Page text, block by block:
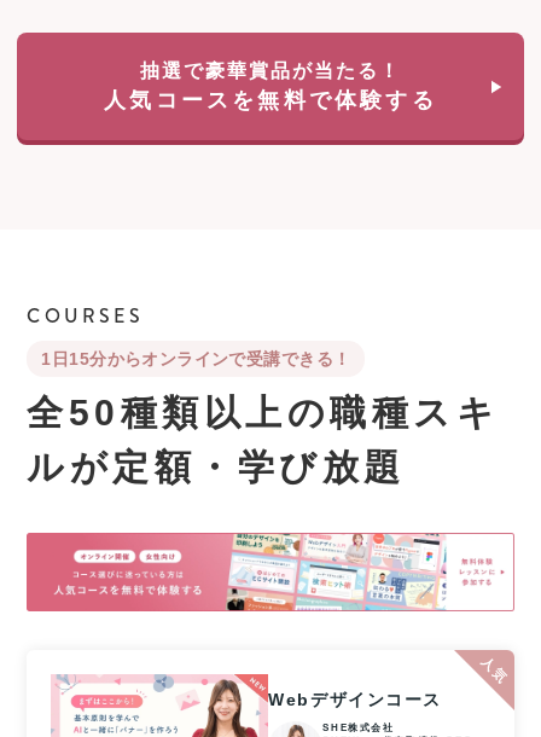
抽選で豪華賞品が当たる！
人気コースを無料で体験する
COURSES
1日15分からオンラインで受講できる！
全50種類以上の職種スキ
ルが定額・学び放題
Webデザインコース
SHE株式会社